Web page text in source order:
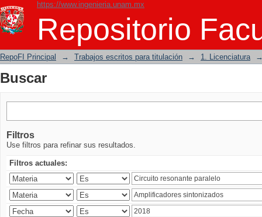
https://www.ingenieria.unam.mx
Repositorio
Buscar
RepoFI Principal → Trabajos escritos para titulación → 1. Licenciatura
Buscar
Filtros
Use filtros para refinar sus resultados.
Filtros actuales: